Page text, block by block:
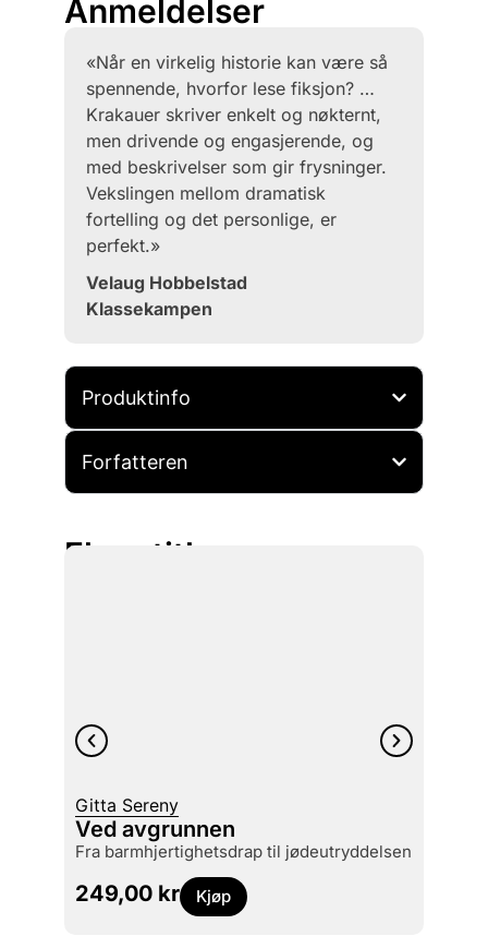
Anmeldelser
«Når en virkelig historie kan være så
spennende, hvorfor lese fiksjon? …
Krakauer skriver enkelt og nøkternt,
men drivende og engasjerende, og
med beskrivelser som gir frysninger.
Vekslingen mellom dramatisk
fortelling og det personlige, er
perfekt.»
Velaug Hobbelstad
Klassekampen
Produktinfo
Forfatteren
Flere titler
Gitta Sereny
Ved avgrunnen
fra barmhjertighetsdrap til jødeutryddelsen
249,00 kr Kjøp